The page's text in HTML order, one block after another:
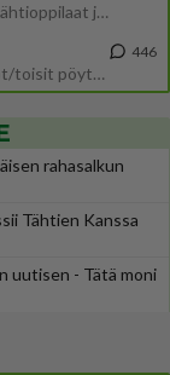
TTK tulee taas tänä syksynä. Ohjelman uudet tähtioppilaat julkistetaan torstaina 6. elokuuta klo 14 alkavassa lehdistö
Siinäpä se kysymys on otsikossa. Mitäpä siis tuot/toisit pöytään parisuhteessa? Oletko mies vai nainen? Koetko sen mitä
446
rahasalkun
Tähtien Kanssa
uutisen - Tätä moni